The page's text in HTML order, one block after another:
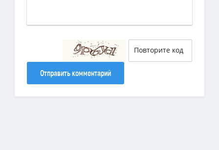
Отправить комментарий